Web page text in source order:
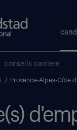
conseils carriere
/ Provence-Alpes-Côte